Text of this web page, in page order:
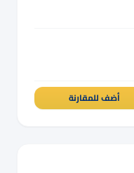
أضف للمقارنة